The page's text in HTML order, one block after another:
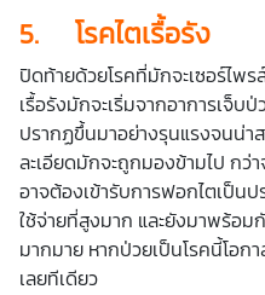
5. โรคไตเรื้อรัง
ปิดท้ายด้วยโรคที่มักจะเซอร์ไพร
เรื้อรังมักจะเริ่มจากอาการเจ็บ
ปรากฏขึ้นมาอย่างรุนแรงจนน่า
ละเอียดมักจะถูกมองข้ามไป กว่
อาจต้องเข้ารับการฟอกไตเป็นป
ใช้จ่ายที่สูงมาก และยังมาพร้อม
มากมาย หากป่วยเป็นโรคนี้โอก
เลยทีเดียว